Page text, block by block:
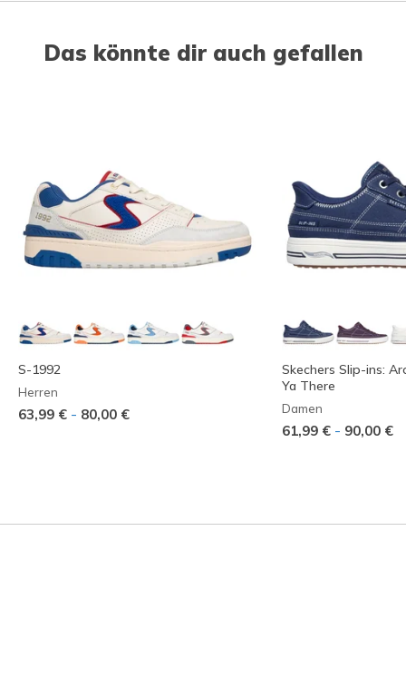
Slidepanel 1 of 6, Showing items 1 to 1 of 6.
Das könnte dir auch gefallen
S-1992
Herren
63,99 € - 80,00 €
Skechers Slip-ins:
Ya There
Damen
61,99 € - 90,00 €